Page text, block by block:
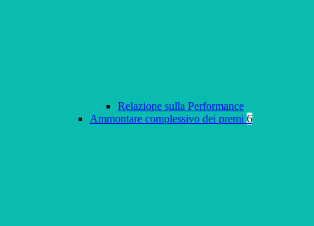
Relazione sulla Performance
Ammontare complessivo dei premi 6